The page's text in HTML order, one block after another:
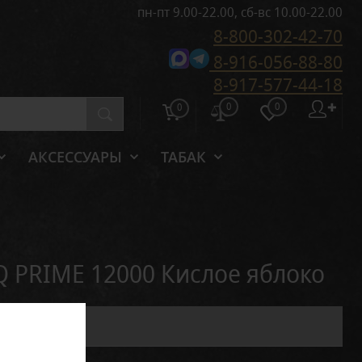
пн-пт 9.00-22.00, сб-вс 10.00-22.00
8-800-302-42-70
8-916-056-88-80
8-917-577-44-18
0 0 0 ✚
АКСЕССУАРЫ ТАБАК
12000 Кислое яблоко